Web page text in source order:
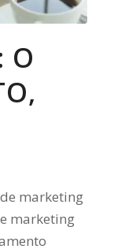
O
marketing
marketing